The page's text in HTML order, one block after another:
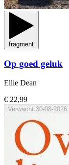
fragment
Op goed geluk
Ellie Dean
€ 22,99
Verwacht 30-08-2026